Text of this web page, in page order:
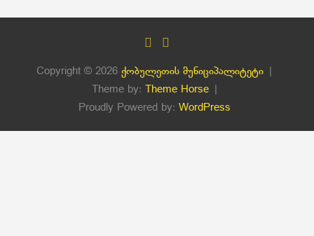
Copyright © 2026 ქობულეთის მუნიციპალიტეტი
Theme by: Theme Horse
Proudly Powered by: WordPress